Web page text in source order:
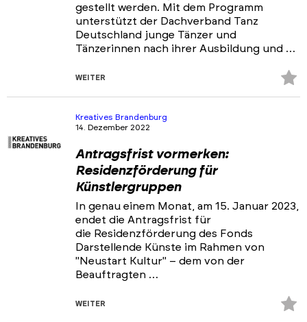
gestellt werden. Mit dem Programm
unterstützt der Dachverband Tanz
Deutschland junge Tänzer und
Tänzerinnen nach ihrer Ausbildung und …
WEITER
Kreatives Brandenburg
14. Dezember 2022
Antragsfrist vormerken:
Residenzförderung für
Künstlergruppen
In genau einem Monat, am 15. Januar 2023,
endet die Antragsfrist für
die Residenzförderung des Fonds
Darstellende Künste im Rahmen von
"Neustart Kultur" – dem von der
Beauftragten …
WEITER